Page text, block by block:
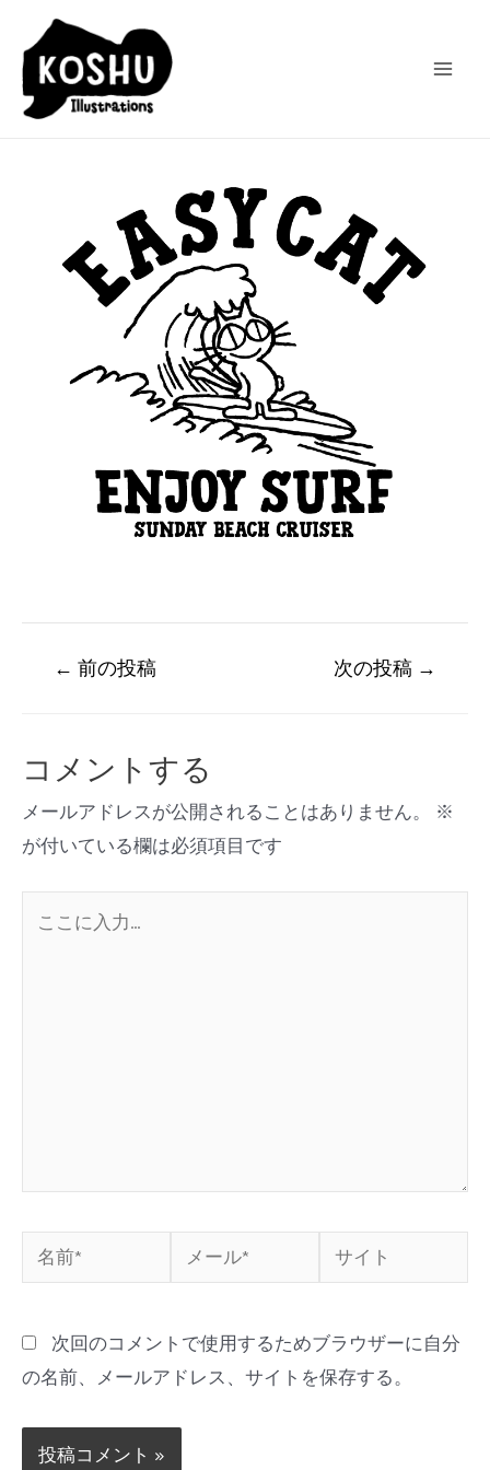
← 前の投稿 次の投稿 →
コメントする
メールアドレスが公開されることはありません。
※
が付いている欄は必須項目です
次回のコメントで使用するためブラウザーに自分
の名前、メールアドレス、サイトを保存する。